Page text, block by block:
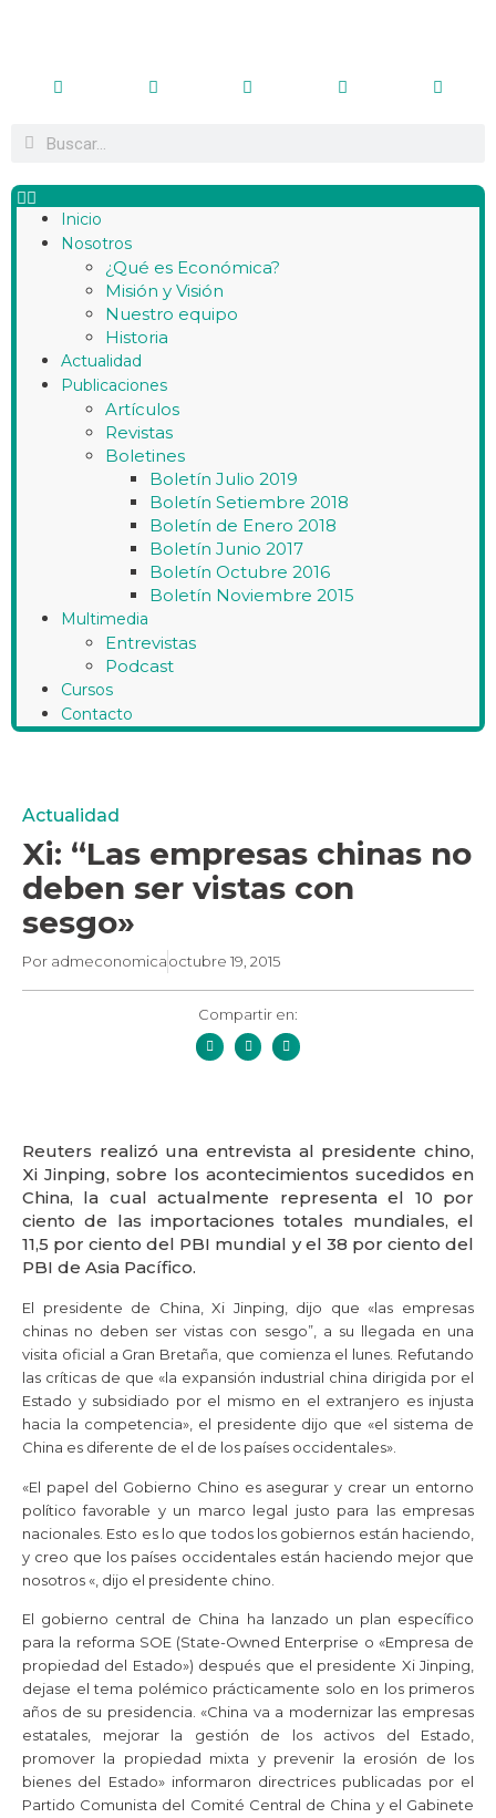
Inicio
Nosotros
¿Qué es Económica?
Misión y Visión
Nuestro equipo
Historia
Actualidad
Publicaciones
Artículos
Revistas
Boletines
Boletín Julio 2019
Boletín Setiembre 2018
Boletín de Enero 2018
Boletín Junio 2017
Boletín Octubre 2016
Boletín Noviembre 2015
Multimedia
Entrevistas
Podcast
Cursos
Contacto
Actualidad
Xi: “Las empresas chinas no
deben ser vistas con
sesgo»
Por admeconomicaoctubre 19, 2015
Compartir en:
Reuters realizó una entrevista al presidente chino,
Xi Jinping, sobre los acontecimientos sucedidos en
China, la cual actualmente representa el 10 por
ciento de las importaciones totales mundiales, el
11,5 por ciento del PBI mundial y el 38 por ciento del
PBI de Asia Pacífico.
El presidente de China, Xi Jinping, dijo que «las empresas
chinas no deben ser vistas con sesgo”, a su llegada en una
visita oficial a Gran Bretaña, que comienza el lunes. Refutando
las críticas de que «la expansión industrial china dirigida por el
Estado y subsidiado por el mismo en el extranjero es injusta
hacia la competencia», el presidente dijo que «el sistema de
China es diferente de el de los países occidentales».
«El papel del Gobierno Chino es asegurar y crear un entorno
político favorable y un marco legal justo para las empresas
nacionales. Esto es lo que todos los gobiernos están haciendo,
y creo que los países occidentales están haciendo mejor que
nosotros «, dijo el presidente chino.
El gobierno central de China ha lanzado un plan específico
para la reforma SOE (State-Owned Enterprise o «Empresa de
propiedad del Estado») después que el presidente Xi Jinping,
dejase el tema polémico prácticamente solo en los primeros
años de su presidencia. «China va a modernizar las empresas
estatales, mejorar la gestión de los activos del Estado,
promover la propiedad mixta y prevenir la erosión de los
bienes del Estado» informaron directrices publicadas por el
Partido Comunista del Comité Central de China y el Gabinete